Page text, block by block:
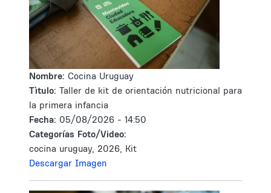
Nombre: Cocina Uruguay
Tìtulo: Taller de kit de orientación nutricional para
la primera infancia
Fecha: 05/08/2026 - 14:50
Categorías Foto/Video:
cocina uruguay, 2026, Kit
Descargar Imagen